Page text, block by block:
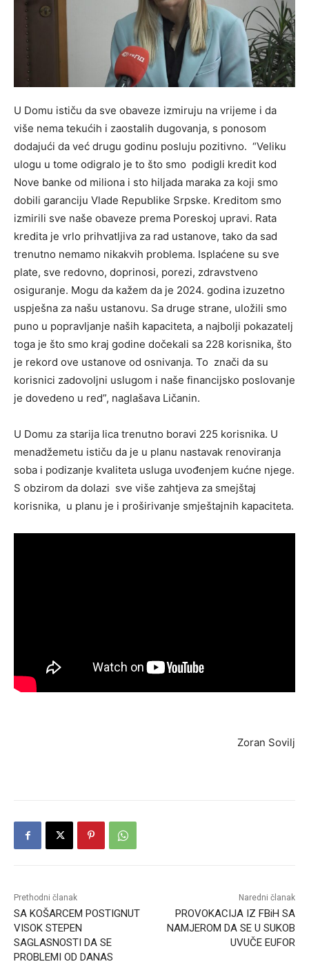
U Domu ističu da sve obaveze izmiruju na vrijeme i da
više nema tekućih i zaostalih dugovanja, s ponosom
dodajući da već drugu godinu posluju pozitivno. “Veliku
ulogu u tome odigralo je to što smo podigli kredit kod
Nove banke od miliona i sto hiljada maraka za koji smo
dobili garanciju Vlade Republike Srpske. Kreditom smo
izmirili sve naše obaveze prema Poreskoj upravi. Rata
kredita je vrlo prihvatljiva za rad ustanove, tako da sad
trenutno nemamo nikakvih problema. Isplaćene su sve
plate, sve redovno, doprinosi, porezi, zdravstveno
osiguranje. Mogu da kažem da je 2024. godina izuzetno
uspješna za našu ustanovu. Sa druge strane, uložili smo
puno u popravljanje naših kapaciteta, a najbolji pokazatelj
toga je što smo kraj godine dočekali sa 228 korisnika, što
je rekord ove ustanove od osnivanja. To znači da su
korisnici zadovoljni uslugom i naše financijsko poslovanje
je dovedeno u red”, naglašava Ličanin.
U Domu za starija lica trenutno boravi 225 korisnika. U
menadžemetu ističu da je u planu nastavak renoviranja
soba i podizanje kvaliteta usluga uvođenjem kućne njege.
S obzirom da dolazi sve više zahtjeva za smejštaj
korisnika, u planu je i proširivanje smještajnih kapaciteta.
Zoran Sovilj
Prethodni članak
SA KOŠARCEM POSTIGNUT
VISOK STEPEN
SAGLASNOSTI DA SE
PROBLEMI OD DANAS
Naredni članak
PROVOKACIJA IZ FBiH SA
NAMJEROM DA SE U SUKOB
UVUČE EUFOR